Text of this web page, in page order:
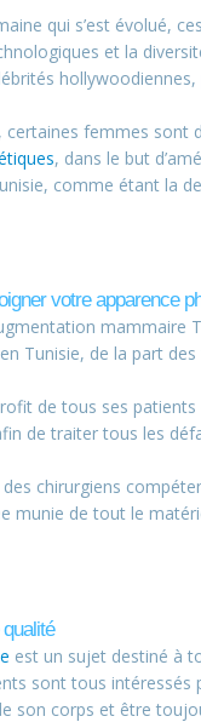
qui s’est évolué,
et la
hollywoodiennes,
femmes sont
, dans le but
comme étant la
votre apparence
mammaire
Tunisie, de la part
de tous ses patients
de traiter tous les
chirurgiens
munie de tout le
est un sujet destiné à
sont tous intéressés
son corps et être